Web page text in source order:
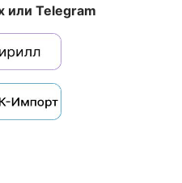
или Telegram